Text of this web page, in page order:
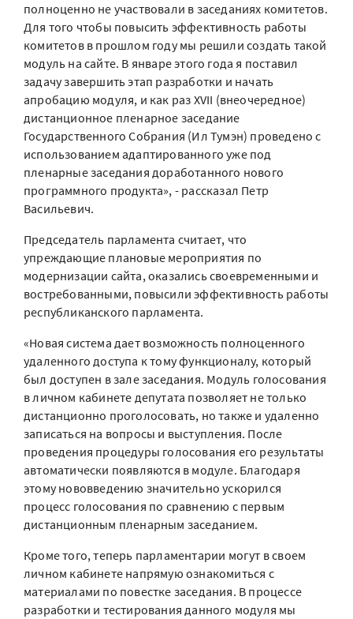
полноценно не участвовали в заседаниях комитетов.
Для того чтобы повысить эффективность работы
комитетов в прошлом году мы решили создать такой
модуль на сайте. В январе этого года я поставил
задачу завершить этап разработки и начать
апробацию модуля, и как раз XVII (внеочередное)
дистанционное пленарное заседание
Государственного Собрания (Ил Тумэн) проведено с
использованием адаптированного уже под
пленарные заседания доработанного нового
программного продукта», - рассказал Петр
Васильевич.
Председатель парламента считает, что
упреждающие плановые мероприятия по
модернизации сайта, оказались своевременными и
востребованными, повысили эффективность работы
республиканского парламента.
«Новая система дает возможность полноценного
удаленного доступа к тому функционалу, который
был доступен в зале заседания. Модуль голосования
в личном кабинете депутата позволяет не только
дистанционно проголосовать, но также и удаленно
записаться на вопросы и выступления. После
проведения процедуры голосования его результаты
автоматически появляются в модуле. Благодаря
этому нововведению значительно ускорился
процесс голосования по сравнению с первым
дистанционным пленарным заседанием.
Кроме того, теперь парламентарии могут в своем
личном кабинете напрямую ознакомиться с
материалами по повестке заседания. В процессе
разработки и тестирования данного модуля мы